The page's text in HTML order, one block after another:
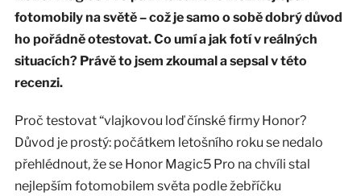
fotomobily na světě – což je samo o sobě dobrý důvod
ho pořádně otestovat. Co umí a jak fotí v reálných
situacích? Právě to jsem zkoumal a sepsal v této
recenzi.
Proč testovat “vlajkovou loď čínské firmy Honor?
Důvod je prostý: počátkem letošního roku se nedalo
přehlédnout, že se Honor Magic5 Pro na chvíli stal
nejlepším fotomobilem světa podle žebříčku